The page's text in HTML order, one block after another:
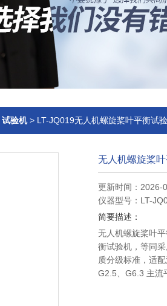
试验机> LT-JQ019无人机螺旋桨叶平衡试
无人机螺旋桨
更新时间：2026-
仪器型号：LT-
简要描述：
无人机螺旋桨叶
衡试验机，等同
质分级标准，适
G2.5、G6.3 主流